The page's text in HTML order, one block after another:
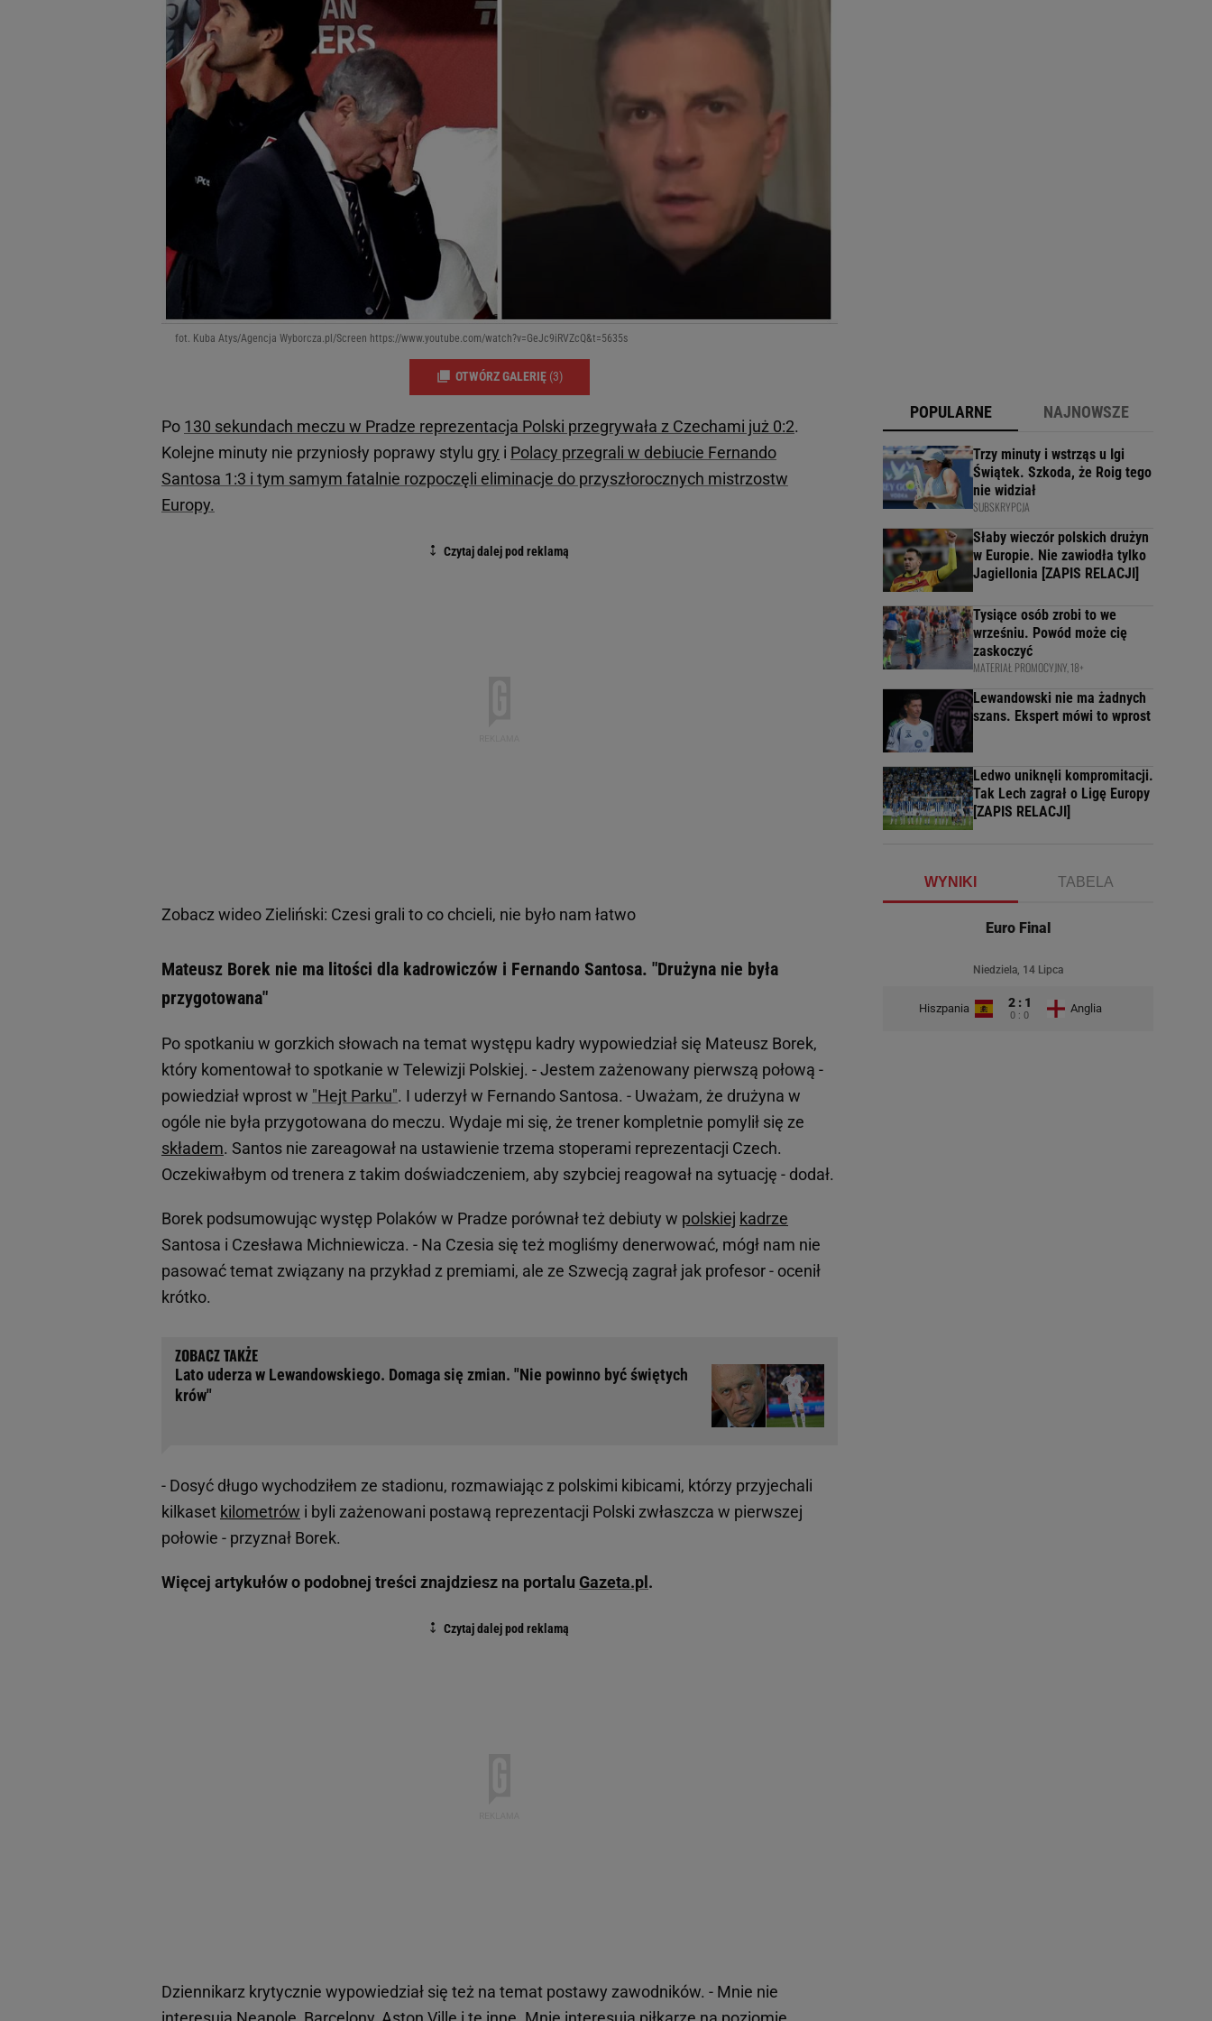
fot. Kuba Atys/Agencja Wyborcza.pl/Screen https://www.youtube.com/watch?v=GeJc9iRVZcQ&t=5635s
OTWÓRZ GALERIĘ (3)
Po 130 sekundach meczu w Pradze reprezentacja Polski przegrywała z Czechami już 0:2.
Kolejne minuty nie przyniosły poprawy stylu gry i Polacy przegrali w debiucie Fernando
Santosa 1:3 i tym samym fatalnie rozpoczęli eliminacje do przyszłorocznych mistrzostw
Europy.
Zobacz wideo Zieliński: Czesi grali to co chcieli, nie było nam łatwo
Mateusz Borek nie ma litości dla kadrowiczów i Fernando Santosa. "Drużyna nie była
przygotowana"
Po spotkaniu w gorzkich słowach na temat występu kadry wypowiedział się Mateusz Borek,
który komentował to spotkanie w Telewizji Polskiej. - Jestem zażenowany pierwszą połową -
powiedział wprost w "Hejt Parku". I uderzył w Fernando Santosa. - Uważam, że drużyna w
ogóle nie była przygotowana do meczu. Wydaje mi się, że trener kompletnie pomylił się ze
składem. Santos nie zareagował na ustawienie trzema stoperami reprezentacji Czech.
Oczekiwałbym od trenera z takim doświadczeniem, aby szybciej reagował na sytuację - dodał.
Borek podsumowując występ Polaków w Pradze porównał też debiuty w polskiej kadrze
Santosa i Czesława Michniewicza. - Na Czesia się też mogliśmy denerwować, mógł nam nie
pasować temat związany na przykład z premiami, ale ze Szwecją zagrał jak profesor - ocenił
krótko.
Lato uderza w Lewandowskiego. Domaga się zmian. "Nie powinno być świętych
krów"
- Dosyć długo wychodziłem ze stadionu, rozmawiając z polskimi kibicami, którzy przyjechali
kilkaset kilometrów i byli zażenowani postawą reprezentacji Polski zwłaszcza w pierwszej
połowie - przyznał Borek.
Więcej artykułów o podobnej treści znajdziesz na portalu Gazeta.pl .
Dziennikarz krytycznie wypowiedział się też na temat postawy zawodników. - Mnie nie
POPULARNE NAJNOWSZE
Trzy minuty i wstrząs u Igi
Świątek. Szkoda, że Roig tego
nie widział
SUBSKRYPCJA
Słaby wieczór polskich drużyn
w Europie. Nie zawiodła tylko
Jagiellonia [ZAPIS RELACJI]
Tysiące osób zrobi to we
wrześniu. Powód może cię
zaskoczyć
MATERIAŁ PROMOCYJNY, 18+
Lewandowski nie ma żadnych
szans. Ekspert mówi to wprost
Ledwo uniknęli kompromitacji.
Tak Lech zagrał o Ligę Europy
[ZAPIS RELACJI]
WYNIKI TABELA
Euro Final
Niedziela, 14 Lipca
Hiszpania 2 : 1
0 : 0
Anglia